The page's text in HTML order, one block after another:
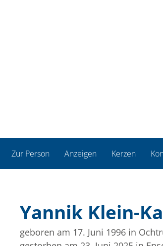
Zur Person Anzeigen Kerzen
Yannik Klein-
geboren am 17. Juni 1996 in